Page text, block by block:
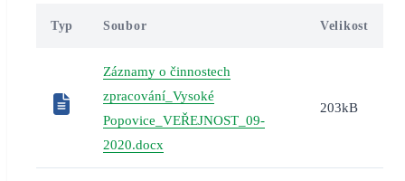
Typ Soubor Velikost
Záznamy o činnostech
zpracování_Vysoké
Popovice_VEŘEJNOST_09-
2020.docx
203kB